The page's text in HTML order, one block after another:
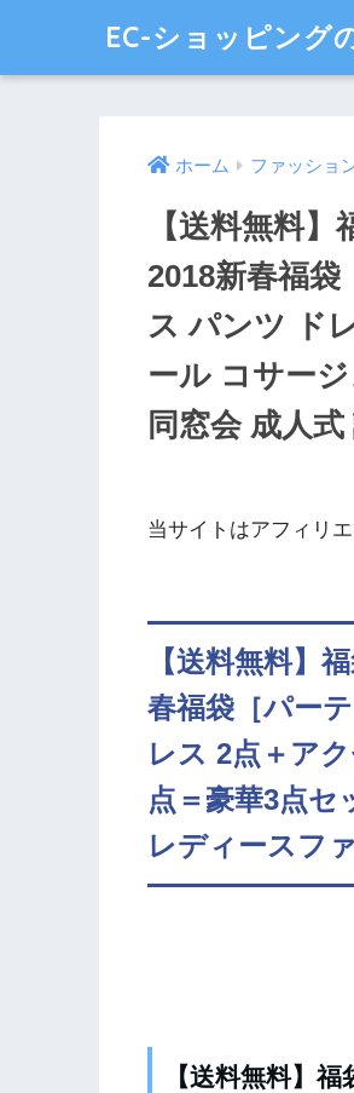
EC-ショッピング
ホーム ファッショ
【送料無料
2018新春福
ス パンツ ド
ール コサー
同窓会 成人
当サイトはアフィリ
【送料無料】
春福袋［パー
レス 2点＋ア
点＝豪華3点セ
レディースフ
【送料無料】